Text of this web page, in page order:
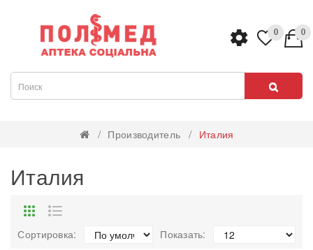
0 0
Производитель Италия
Италия
Сортировка: Показать: